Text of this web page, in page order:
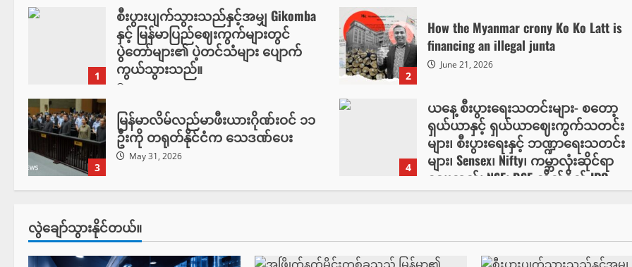
1
စီးပွားပျက်သွားသည်နှင့်အမျှ Gikomba
နှင့် မြန်မာပြည်ဈေးကွက်များတွင်
ပွဲတော်များ၏ ပဲ့တင်သံများ ပျောက်
ကွယ်သွားသည်။
2
How the Myanmar crony Ko Ko Latt is
financing an illegal junta
June 21, 2026
3
မြန်မာလိမ်လည်မာဖီးယားဂိုဏ်းဝင် ၁၁
ဦးကို တရုတ်နိုင်ငံက သေဒဏ်ပေး
May 31, 2026
4
ယနေ့ စီးပွားရေးသတင်းများ- စတော့
ရှယ်ယာနှင့် ရှယ်ယာဈေးကွက်သတင်း
များ၊ စီးပွားရေးနှင့် ဘဏ္ဍာရေးသတင်း
များ၊ Sensex၊ Nifty၊ ကမ္ဘာလုံးဆိုင်ရာ
စျေးကွက်၊ NSE၊ BSE တိုက်ရိုက် IPO
သတင်းများ
လွဲချော်သွားနိုင်တယ်။